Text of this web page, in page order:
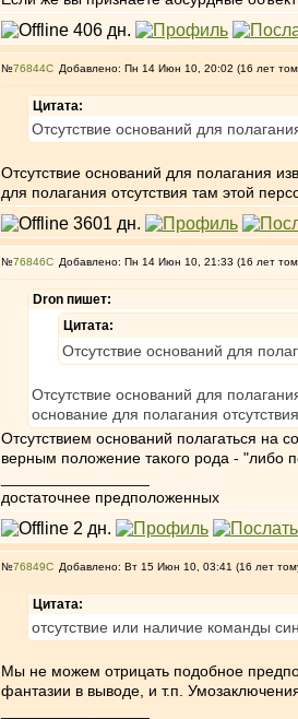
№76844 Добавлено: Пн 14 Июн 10, 20:02 (16 лет
Цитата:
Отсутствие оснований для
Отсутствие оснований для полагания
для полагания отсутствия там этой
№76846 Добавлено: Пн 14 Июн 10, 21:33 (16 лет
Dron пишет:
Цитата:
Отсутствие оснований для
Отсутствие оснований для
основание для полагания
Отсутствием оснований полагаться на
верным положение такого рода - "либо
достаточнее предположенных
№76849 Добавлено: Вт 15 Июн 10, 03:41 (16 лет
Цитата:
отсутствие или наличие команды
Мы не можем отрицать подобное
фантазии в выводе, и т.п.